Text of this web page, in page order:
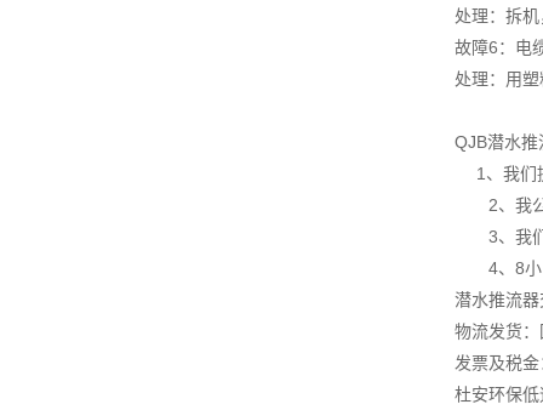
处理：拆
故障6：电
处理：用
QJB潜水
1、我们
2、我公
3、我们
4、8小时
潜水推流
物流发货
发票及税
杜安环保